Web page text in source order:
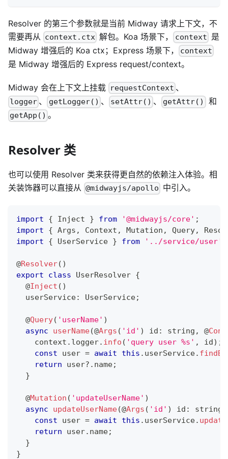
Resolver 的第三个参数就是当前 Midway 请求上下文，不
需要再从
context.ctx 解包。Koa 场景下， context 是
Midway 增强后的 Koa ctx；Express 场景下，
context
是 Midway 增强后的 Express request/context。
Midway 会在上下文上挂载 requestContext 、
logger 、 getLogger() 、 setAttr() 、 getAttr() 和
getApp() 。
Resolver 类
也可以使用 Resolver 类来获得更自然的依赖注入体验。相
关装饰器可以直接从 @midwayjs/apollo 中引入。
import { Inject } from '@midwayjs/core' ;
import
{ Args , Context , Mutation , Query,
import
{ UserService } from '../service/user'
@Resolver( )
export
class UserResolver {
@Inject ( )
  userService
: UserService;
@Query( 'userName' )
async
userName(@Args ( 'id' ) id : string , @
    context
. logger. info ( 'query user %s' , id) ;
const user = await this . userService.
return user?. name;
}
@Mutation ( 'updateUserName' )
async
updateUserName(@Args ( 'id' ) id : string
const user = await this . userService.
return user. name;
}
}